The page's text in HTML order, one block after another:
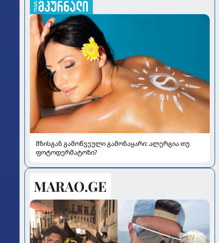
მზისგან გამოწვეული გამონაყარი: ალერგია თუ
ფოტოდერმატოზი?